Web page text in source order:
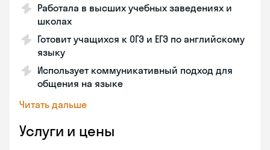
Работала в высших учебных заведениях и
школах
Готовит учащихся к ОГЭ и ЕГЭ по английскому
языку
Использует коммуникативный подход для
общения на языке
Читать дальше
Услуги и цены